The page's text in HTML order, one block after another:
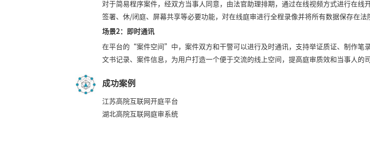
对于简易程序案件，经双方当事人同意，由法官助理排期，通过在线视频方式进行在
签署、休/闭庭、屏幕共享等必要功能，对在线庭审进行全程录像并将所有数据保存在法
场景2：即时通讯
在平台的“案件空间”中，案件双方和干警可以进行及时通讯，支持举证质证、制作笔
文书记录、案件信息，为用户打造一个便于交流的线上空间，提高庭审质效和当事人的司
成功案例
江苏高院互联网开庭平台
湖北高院互联网庭审系统